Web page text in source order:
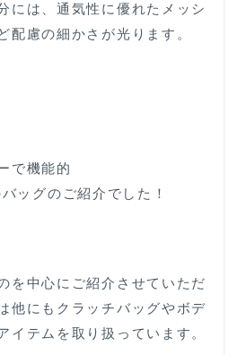
には、通気性に優れたメッシ
配慮の細かさが光ります。
で機能的
ッグのご紹介でした！
を中心にご紹介させていただ
他にもクラッチバッグやボデ
イテムを取り扱っています。